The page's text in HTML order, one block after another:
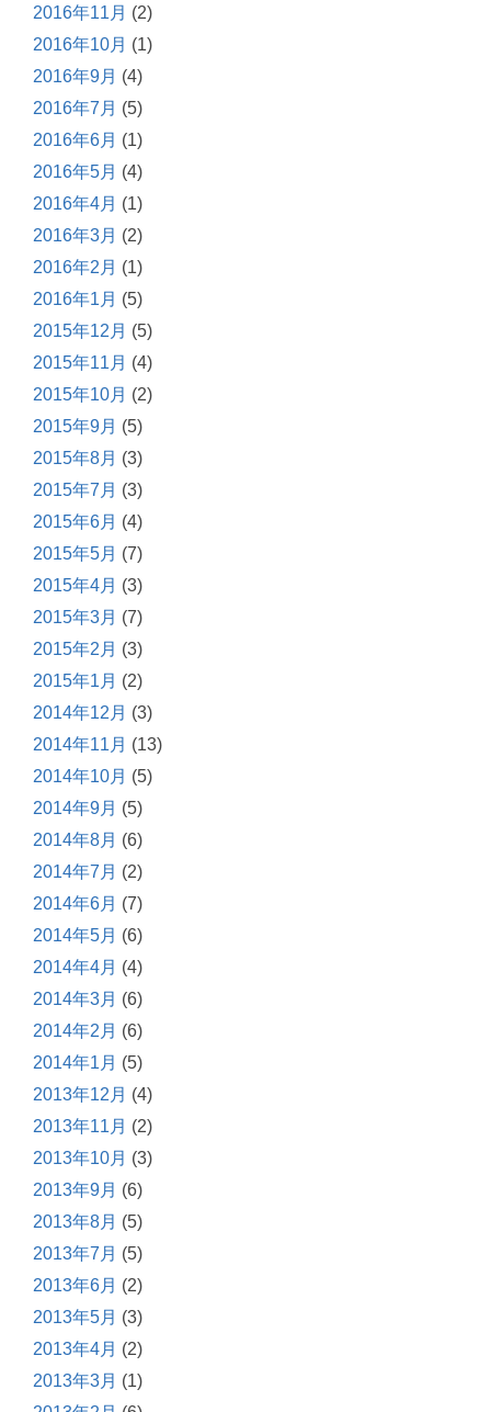
2016年11月 (2)
2016年10月 (1)
2016年9月 (4)
2016年7月 (5)
2016年6月 (1)
2016年5月 (4)
2016年4月 (1)
2016年3月 (2)
2016年2月 (1)
2016年1月 (5)
2015年12月 (5)
2015年11月 (4)
2015年10月 (2)
2015年9月 (5)
2015年8月 (3)
2015年7月 (3)
2015年6月 (4)
2015年5月 (7)
2015年4月 (3)
2015年3月 (7)
2015年2月 (3)
2015年1月 (2)
2014年12月 (3)
2014年11月 (13)
2014年10月 (5)
2014年9月 (5)
2014年8月 (6)
2014年7月 (2)
2014年6月 (7)
2014年5月 (6)
2014年4月 (4)
2014年3月 (6)
2014年2月 (6)
2014年1月 (5)
2013年12月 (4)
2013年11月 (2)
2013年10月 (3)
2013年9月 (6)
2013年8月 (5)
2013年7月 (5)
2013年6月 (2)
2013年5月 (3)
2013年4月 (2)
2013年3月 (1)